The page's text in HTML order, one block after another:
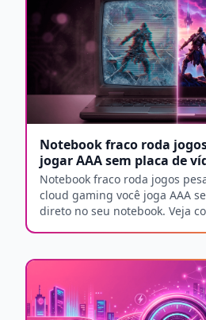
Notebook fraco roda
jogar AAA sem placa de
Notebook fraco roda jogos
cloud gaming você joga AAA
direto no seu notebook. Veja